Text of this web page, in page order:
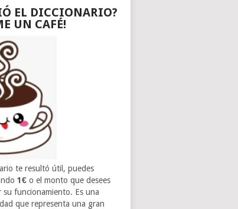
EL DICCIONARIO?
UN CAFÉ!
te resultó útil, puedes
1€ o el monto que desees
su funcionamiento. Es una
que representa una gran